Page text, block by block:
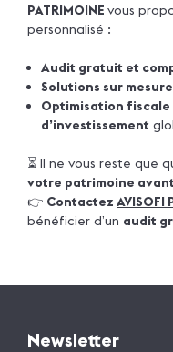
PATRIMOINE vous
personnalisé :
Audit gratuit et
Solutions sur mesure
Optimisation fiscale
d’investissement
⏳ Il ne vous reste que
votre patrimoine avant
👉 Contactez AVISOFI
bénéficier d’un audit
Newsletter